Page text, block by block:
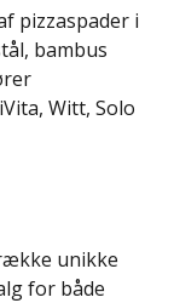
pizzaspader i
bambus
Witt, Solo
unikke
for både